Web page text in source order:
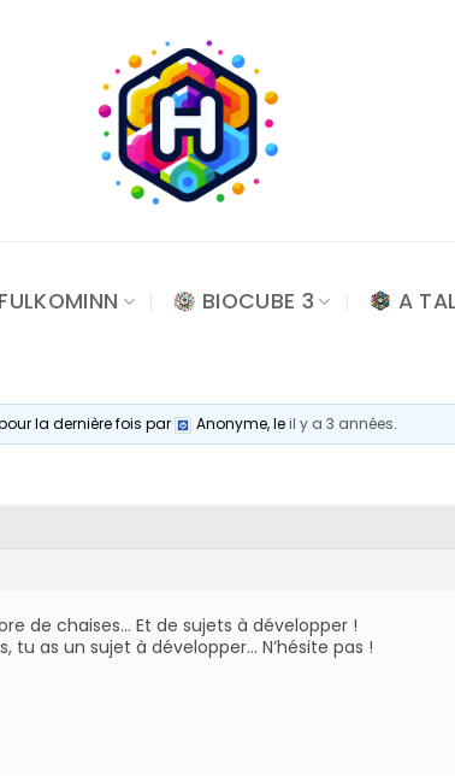
FULKOMINN BIOCUBE 3 A
la dernière fois par Anonyme, leil y a 3 années.
de chaises… Et de sujets à développer !
tu as un sujet à développer… N’hésite pas !